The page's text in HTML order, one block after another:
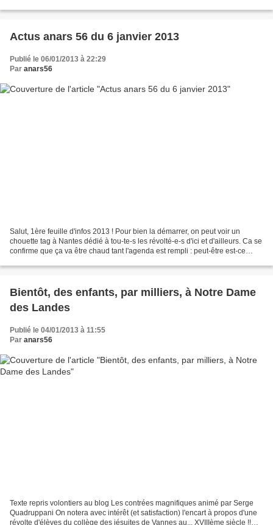
Actus anars 56 du 6 janvier 2013
Publié le 06/01/2013 à 22:29
Par anars56
Salut, 1ère feuille d'infos 2013 ! Pour bien la démarrer, on peut voir un
chouette tag à Nantes dédié à tou-te-s les révolté-e-s d'ici et d'ailleurs. Ca se
confirme que ça va être chaud tant l'agenda est rempli : peut-être est-ce
Bientôt, des enfants, par milliers, à Notre Dame
des Landes
Publié le 04/01/2013 à 11:55
Par anars56
Texte repris volontiers au blog Les contrées magnifiques animé par Serge
Quadruppani On notera avec intérêt (et satisfaction) l'encart à propos d'une
révolte d'élèves du collège des jésuites de Vannes au... XVIIIème siècle !!